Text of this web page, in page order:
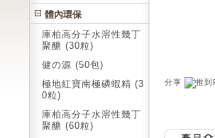
體內環保
庫柏高分子水溶性幾丁
聚醣 (30粒)
健の源 (50包)
極地紅寶南極磷蝦精 (3
0粒)
庫柏高分子水溶性幾丁
聚醣 (60粒)
分享